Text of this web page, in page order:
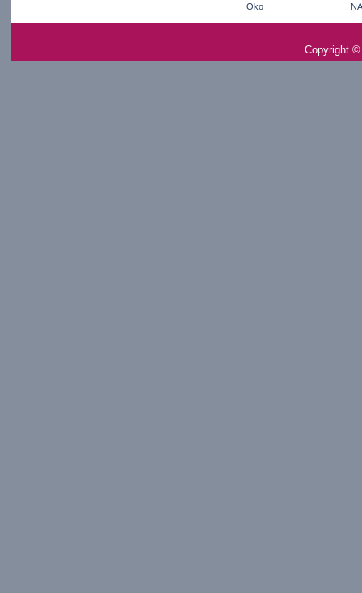
Öko
Copyright